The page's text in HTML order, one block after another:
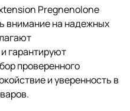
Pregnenolone
внимание на надежных
гарантируют
проверенного
и уверенность в